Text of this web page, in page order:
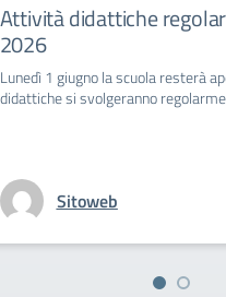
Attività didattiche
2026
Lunedì 1 giugno la scuola resterà
didattiche si svolgeranno
Sitoweb